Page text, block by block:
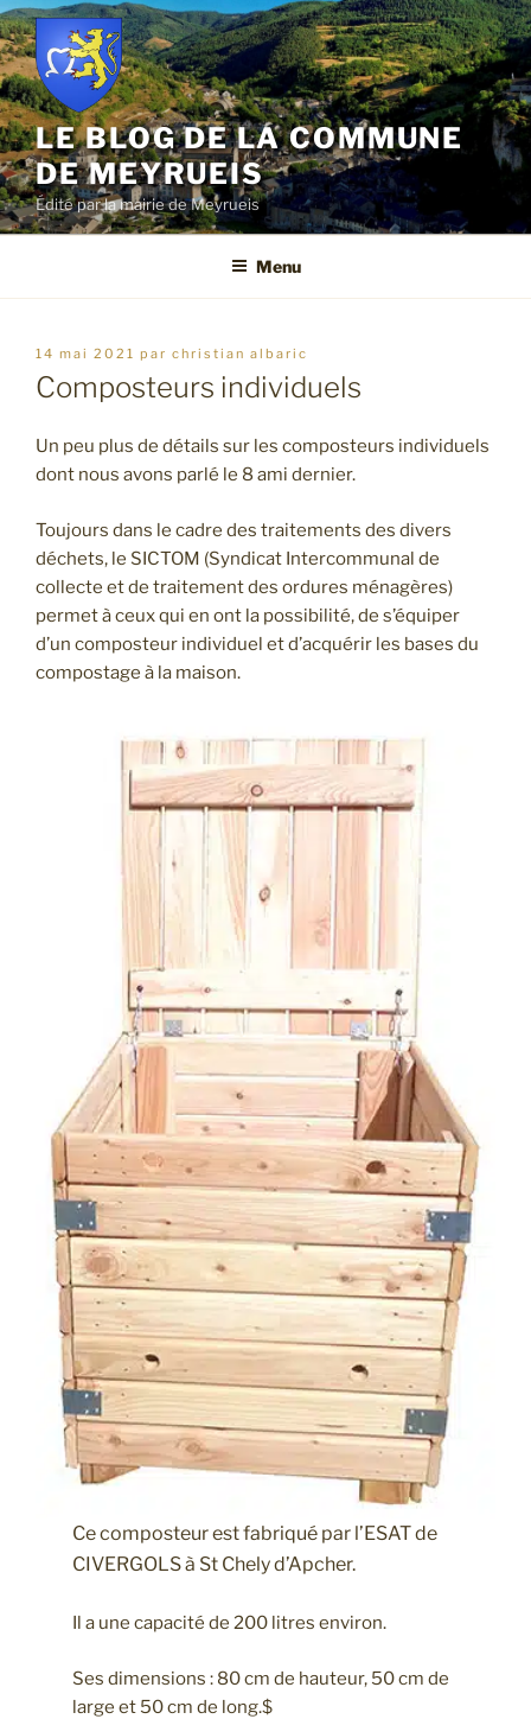
Aller
au
contenu
principal
LE BLOG DE LA COMMUNE
DE MEYRUEIS
Édité par la mairie de Meyrueis
Menu
publié
le
14 mai 2021 par christian albaric
Composteurs individuels
Un peu plus de détails sur les composteurs individuels
dont nous avons parlé le 8 ami dernier.
Toujours dans le cadre des traitements des divers
déchets, le SICTOM (Syndicat Intercommunal de
collecte et de traitement des ordures ménagères)
permet à ceux qui en ont la possibilité, de s’équiper
d’un composteur individuel et d’acquérir les bases du
compostage à la maison.
Ce composteur est fabriqué par l’ESAT de
CIVERGOLS à St Chely d’Apcher.
Il a une capacité de 200 litres environ.
Ses dimensions : 80 cm de hauteur, 50 cm de
large et 50 cm de long.$